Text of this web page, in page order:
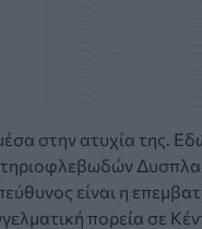
στην ατυχία της.
είναι η
πορεία σε